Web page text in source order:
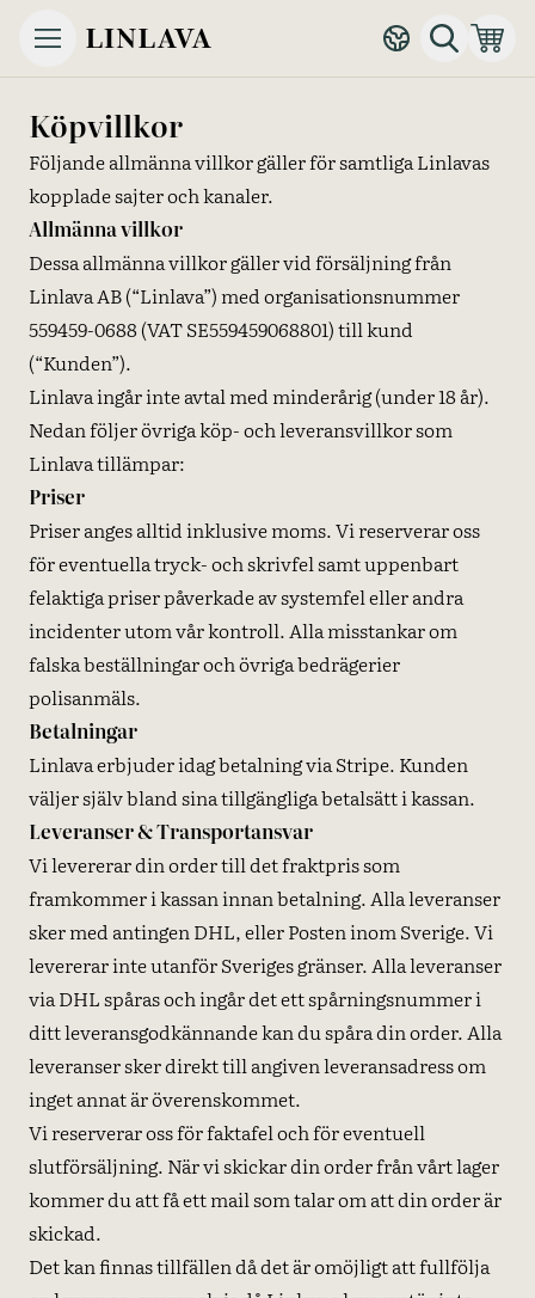
Köpvillkor
Följande allmänna villkor gäller för samtliga Linlavas
kopplade sajter och kanaler.
Allmänna villkor
Dessa allmänna villkor gäller vid försäljning från
Linlava AB (“Linlava”) med organisationsnummer
559459-0688 (VAT SE559459068801) till kund
(“Kunden”).
Linlava ingår inte avtal med minderårig (under 18 år).
Nedan följer övriga köp- och leveransvillkor som
Linlava tillämpar:
Priser
Priser anges alltid inklusive moms. Vi reserverar oss
för eventuella tryck- och skrivfel samt uppenbart
felaktiga priser påverkade av systemfel eller andra
incidenter utom vår kontroll. Alla misstankar om
falska beställningar och övriga bedrägerier
polisanmäls.
Betalningar
Linlava erbjuder idag betalning via Stripe. Kunden
väljer själv bland sina tillgängliga betalsätt i kassan.
Leveranser & Transportansvar
Vi levererar din order till det fraktpris som
framkommer i kassan innan betalning. Alla leveranser
sker med antingen DHL, eller Posten inom Sverige. Vi
levererar inte utanför Sveriges gränser. Alla leveranser
via DHL spåras och ingår det ett spårningsnummer i
ditt leveransgodkännande kan du spåra din order. Alla
leveranser sker direkt till angiven leveransadress om
inget annat är överenskommet.
Vi reserverar oss för faktafel och för eventuell
slutförsäljning. När vi skickar din order från vårt lager
kommer du att få ett mail som talar om att din order är
skickad.
Det kan finnas tillfällen då det är omöjligt att fullfölja